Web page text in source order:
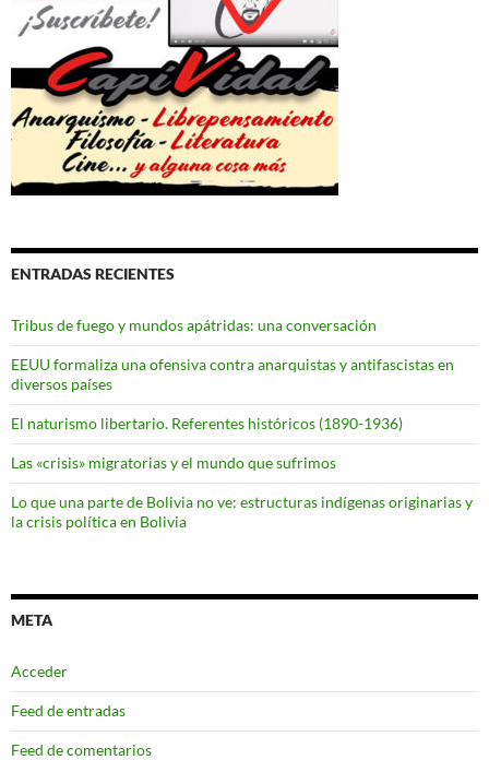
ENTRADAS RECIENTES
Tribus de fuego y mundos apátridas: una conversación
EEUU formaliza una ofensiva contra anarquistas y antifascistas en
diversos países
El naturismo libertario. Referentes históricos (1890-1936)
Las «crisis» migratorias y el mundo que sufrimos
Lo que una parte de Bolivia no ve: estructuras indígenas originarias y
la crisis política en Bolivia
META
Acceder
Feed de entradas
Feed de comentarios